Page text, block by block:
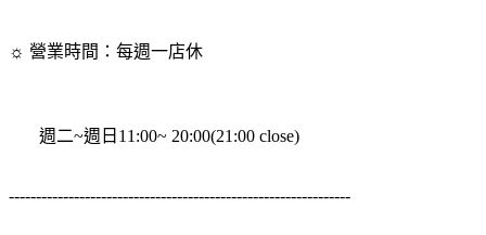
☼ 營業時間：每週一店休
週二~週日11:00~ 20:00(21:00 close)
---------------------------------------------------------------